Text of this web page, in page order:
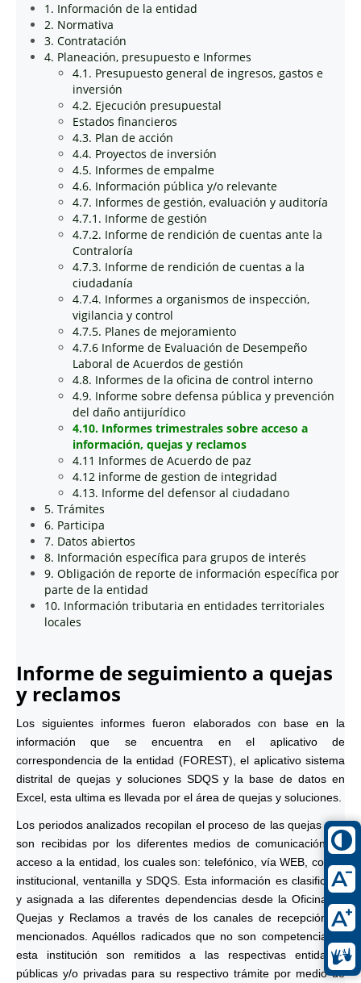
1. Información de la entidad
2. Normativa
3. Contratación
4. Planeación, presupuesto e Informes
4.1. Presupuesto general de ingresos, gastos e
inversión
4.2. Ejecución presupuestal
Estados financieros
4.3. Plan de acción
4.4. Proyectos de inversión
4.5. Informes de empalme
4.6. Información pública y/o relevante
4.7. Informes de gestión, evaluación y auditoría
4.7.1. Informe de gestión
4.7.2. Informe de rendición de cuentas ante la
Contraloría
4.7.3. Informe de rendición de cuentas a la
ciudadanía
4.7.4. Informes a organismos de inspección,
vigilancia y control
4.7.5. Planes de mejoramiento
4.7.6 Informe de Evaluación de Desempeño
Laboral de Acuerdos de gestión
4.8. Informes de la oficina de control interno
4.9. Informe sobre defensa pública y prevención
del daño antijurídico
4.10. Informes trimestrales sobre acceso a
información, quejas y reclamos
4.11 Informes de Acuerdo de paz
4.12 informe de gestion de integridad
4.13. Informe del defensor al ciudadano
5. Trámites
6. Participa
7. Datos abiertos
8. Información específica para grupos de interés
9. Obligación de reporte de información específica por
parte de la entidad
10. Información tributaria en entidades territoriales
locales
Informe de seguimiento a quejas
y reclamos
Los siguientes informes fueron elaborados con base en la
información que se encuentra en el aplicativo de
correspondencia de la entidad (FOREST), el aplicativo sistema
distrital de quejas y soluciones SDQS y la base de datos en
Excel, esta ultima es llevada por el área de quejas y soluciones.
Los periodos analizados recopilan el proceso de las quejas que
son recibidas por los diferentes medios de comunicación de
acceso a la entidad, los cuales son: telefónico, vía WEB, correo
institucional, ventanilla y SDQS. Esta información es clasificada
y asignada a las diferentes dependencias desde la Oficina de
Quejas y Reclamos a través de los canales de recepción ya
mencionados. Aquéllos radicados que no son competencia de
esta institución son remitidos a las respectivas entidades
públicas y/o privadas para su respectivo trámite por medio de